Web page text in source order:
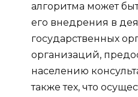
алгоритма может
его внедрения в
государственных
организаций,
населению
также тех, что